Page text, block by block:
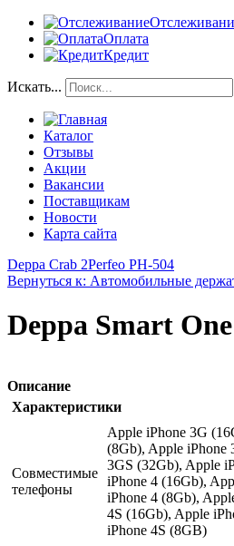
Оплата
Кредит
Искать...
Каталог
Отзывы
Акции
Вакансии
Поставщикам
Новости
Карта сайта
Deppa Crab 2Perfeo PH-504
Вернуться к: Автомобильные
Deppa Smart
Описание
Характеристики
Совместимые
телефоны
Apple iPhone 3G
(8Gb), Apple iPhone
3GS (32Gb), Apple
iPhone 4 (16Gb),
iPhone 4 (8Gb),
4S (16Gb), Apple
iPhone 4S (8GB)